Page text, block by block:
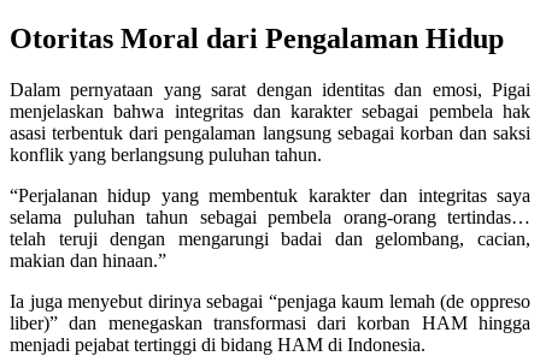
Otoritas Moral dari Pengalaman Hidup
Dalam pernyataan yang sarat dengan identitas dan emosi, Pigai
menjelaskan bahwa integritas dan karakter sebagai pembela hak
asasi terbentuk dari pengalaman langsung sebagai korban dan saksi
konflik yang berlangsung puluhan tahun.
“Perjalanan hidup yang membentuk karakter dan integritas saya
selama puluhan tahun sebagai pembela orang-orang tertindas…
telah teruji dengan mengarungi badai dan gelombang, cacian,
makian dan hinaan.”
Ia juga menyebut dirinya sebagai “penjaga kaum lemah (de oppreso
liber)” dan menegaskan transformasi dari korban HAM hingga
menjadi pejabat tertinggi di bidang HAM di Indonesia.